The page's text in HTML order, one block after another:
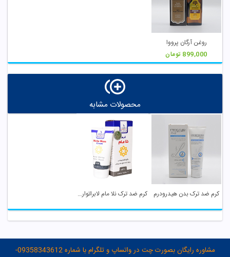
روغن آرگان پرووا
899,000 تومان
محصولات مشابه
کرم ضد ترک بدن هیدرودرم کرم ضد ترک نلا مام لابراتوار نلا
مشاوره رایگان بصورت چت در واتساپ و تلگرام با شماره 09358343612-